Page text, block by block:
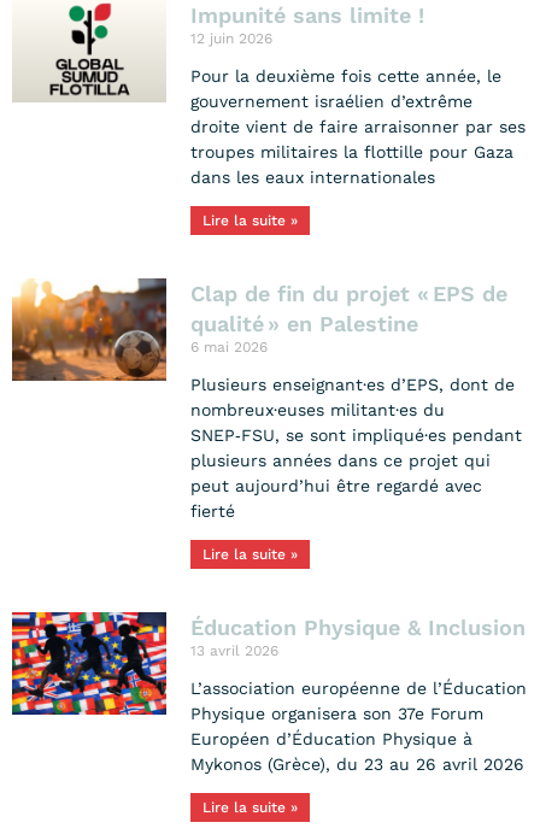
Impunité sans limite !
12 juin 2026
Pour la deuxième fois cette année, le
gouvernement israélien d’extrême
droite vient de faire arraisonner par ses
troupes militaires la flottille pour Gaza
dans les eaux internationales
Lire la suite »
Clap de fin du projet « EPS de
qualité » en Palestine
6 mai 2026
Plusieurs enseignant·es d’EPS, dont de
nombreux·euses militant·es du
SNEP‑FSU, se sont impliqué·es pendant
plusieurs années dans ce projet qui
peut aujourd’hui être regardé avec
fierté
Lire la suite »
Éducation Physique & Inclusion
13 avril 2026
L’association européenne de l’Éducation
Physique organisera son 37e Forum
Européen d’Éducation Physique à
Mykonos (Grèce), du 23 au 26 avril 2026
Lire la suite »